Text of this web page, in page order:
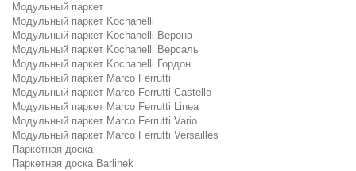
Модульный паркет
Модульный паркет Kochanelli
Модульный паркет Kochanelli Верона
Модульный паркет Kochanelli Версаль
Модульный паркет Kochanelli Гордон
Модульный паркет Marco Ferrutti
Модульный паркет Marco Ferrutti Castello
Модульный паркет Marco Ferrutti Linea
Модульный паркет Marco Ferrutti Vario
Модульный паркет Marco Ferrutti Versailles
Паркетная доска
Паркетная доска Barlinek